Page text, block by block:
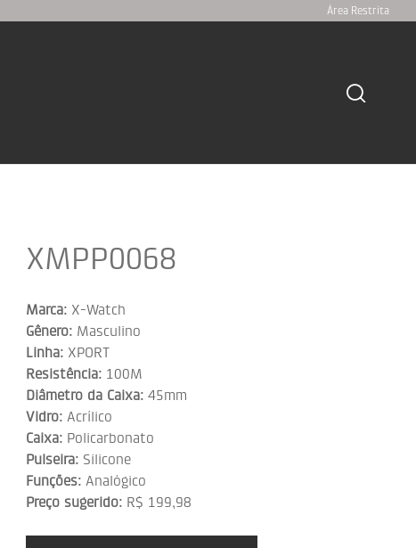
Área Restrita
XMPP0068
Marca: X-Watch
Gênero: Masculino
Linha: XPORT
Resistência: 100M
Diâmetro da Caixa: 45mm
Vidro: Acrílico
Caixa: Policarbonato
Pulseira: Silicone
Funções: Analógico
Preço sugerido: R$ 199,98